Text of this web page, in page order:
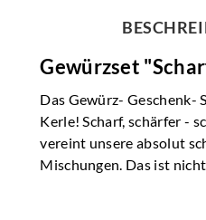
Gewürzset
Das Gewürz- Geschenk-
Kerle! Scharf, schärfer -
vereint unsere absolut
Mischungen. Das ist